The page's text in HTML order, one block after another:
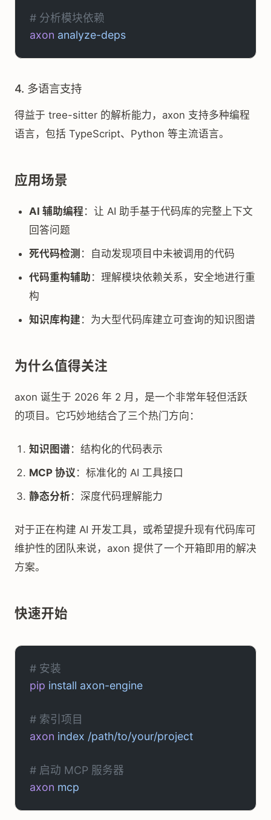
# 分析模块依赖
axon analyze-deps
4. 多语言支持
得益于 tree-sitter 的解析能力，axon 支持多种编程
语言，包括 TypeScript、Python 等主流语言。
应用场景
AI 辅助编程 ：让 AI 助手基于代码库的完整上下文
回答问题
死代码检测 ：自动发现项目中未被调用的代码
代码重构辅助 ：理解模块依赖关系，安全地进行重
构
知识库构建 ：为大型代码库建立可查询的知识图谱
为什么值得关注
axon 诞生于 2026 年 2 月，是一个非常年轻但活跃
的项目。它巧妙地结合了三个热门方向：
知识图谱：结构化的代码表示
MCP 协议 ：标准化的 AI 工具接口
静态分析：深度代码理解能力
对于正在构建 AI 开发工具，或希望提升现有代码库可
维护性的团队来说，axon 提供了一个开箱即用的解决
方案。
快速开始
# 安装
pip install axon-engine
# 索引项目
axon index /path/to/your/project
# 启动 MCP 服务器
axon mcp